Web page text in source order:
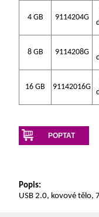
4 GB 9114204G
8 GB 9114208G
16 GB 91142016G
POPTAT
Popis:
USB 2.0, kovové tělo,